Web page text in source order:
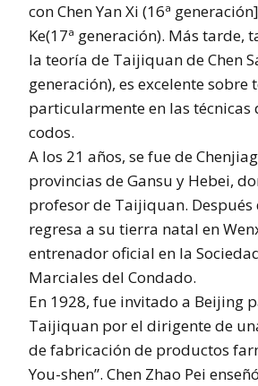
con Chen Yan Xi (16ª
Ke(17ª generación). Más tarde,
la teoría de Taijiquan de Chen
generación), es excelente sobre
particularmente en las técnicas
codos.
A los 21 años, se fue de
provincias de Gansu y Hebei,
profesor de Taijiquan. Después
regresa a su tierra natal en
entrenador oficial en la
Marciales del Condado.
En 1928, fue invitado a Beijing
Taijiquan por el dirigente de
de fabricación de productos
You-shen”. Chen Zhao Pei